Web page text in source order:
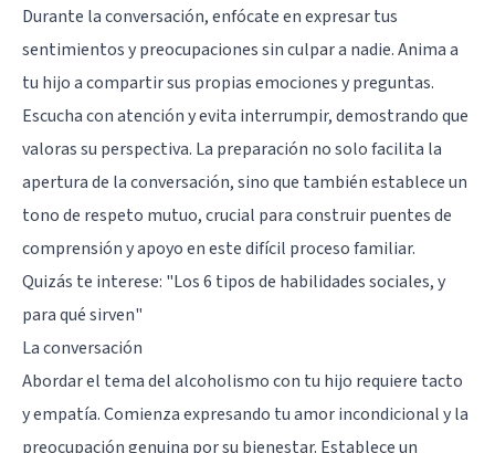
Durante la conversación, enfócate en expresar tus
sentimientos y preocupaciones sin culpar a nadie. Anima a
tu hijo a compartir sus propias emociones y preguntas.
Escucha con atención y evita interrumpir, demostrando que
valoras su perspectiva. La preparación no solo facilita la
apertura de la conversación, sino que también establece un
tono de respeto mutuo, crucial para construir puentes de
comprensión y apoyo en este difícil proceso familiar.
Quizás te interese: "Los 6 tipos de habilidades sociales, y
para qué sirven"
La conversación
Abordar el tema del alcoholismo con tu hijo requiere tacto
y empatía. Comienza expresando tu amor incondicional y la
preocupación genuina por su bienestar. Establece un